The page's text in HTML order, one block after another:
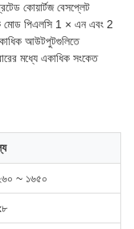
কোয়ার্টজ বেসপ্লেট
মোড পিএলসি 1 × এন এবং 2
আউটপুটগুলিতে
মধ্যে একাধিক সংকেত
~ ১৬৫০